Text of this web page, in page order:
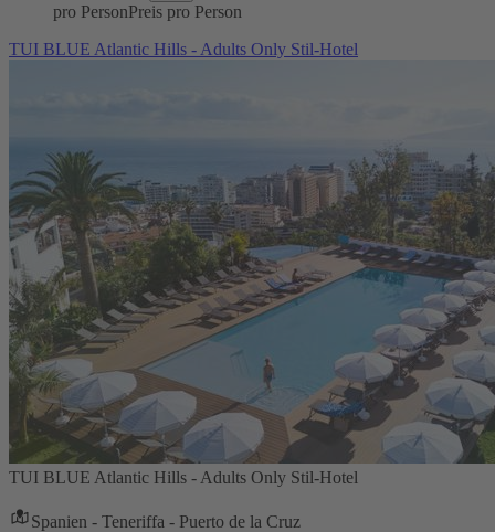
pro PersonPreis pro Person
TUI BLUE Atlantic Hills - Adults Only Stil-Hotel
TUI BLUE Atlantic Hills - Adults Only Stil-Hotel
Spanien - Teneriffa - Puerto de la Cruz